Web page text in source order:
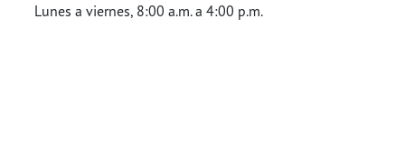
Lunes a viernes, 8:00 a.m. a 4:00 p.m.